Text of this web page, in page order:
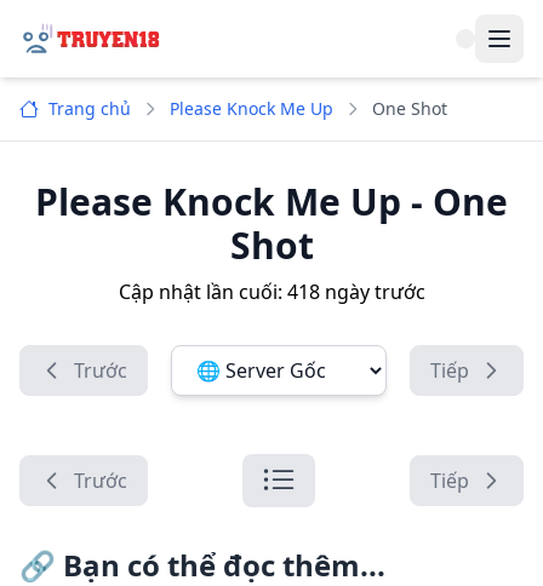
Trang chủ Please Knock Me Up One Shot
Please Knock Me Up - One
Shot
Cập nhật lần cuối: 418 ngày trước
Trước Đổi server ảnh: Tiếp
Trước
Danh sách chương
Tiếp
🔗 Bạn có thể đọc thêm...